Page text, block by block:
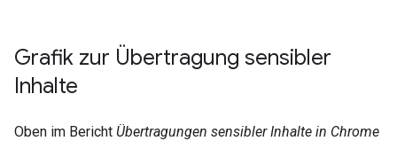
Grafik zur Übertragung sensibler
Inhalte
Oben im Bericht Übertragungen sensibler Inhalte in Chrome